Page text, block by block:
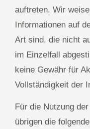
auftreten. Wir
Informationen auf
Art sind, die nicht
im Einzelfall
keine Gewähr für
Vollständigkeit der
Für die Nutzung
übrigen die